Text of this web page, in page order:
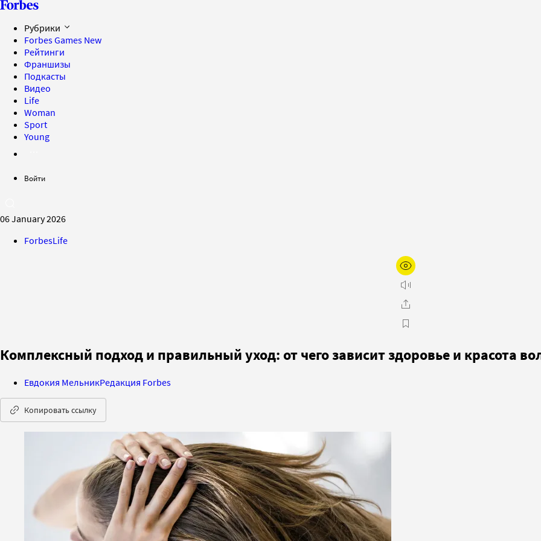
Рубрики
Forbes Games New
Рейтинги
Франшизы
Подкасты
Видео
Life
Woman
Sport
Young
Войти
06 January 2026
ForbesLife
Комплексный подход и правильный уход: от чего зависит здоровье и красота
Евдокия МельникРедакция Forbes
Копировать ссылку